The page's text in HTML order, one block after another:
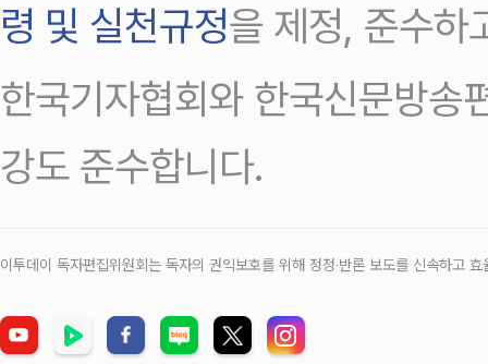
령 및 실천규정을 제정, 준수하
한국기자협회와 한국신문방송
강도 준수합니다.
이투데이 독자편집위원회는 독자의 권익보호를 위해 정정‧반론 보도를 신속하고